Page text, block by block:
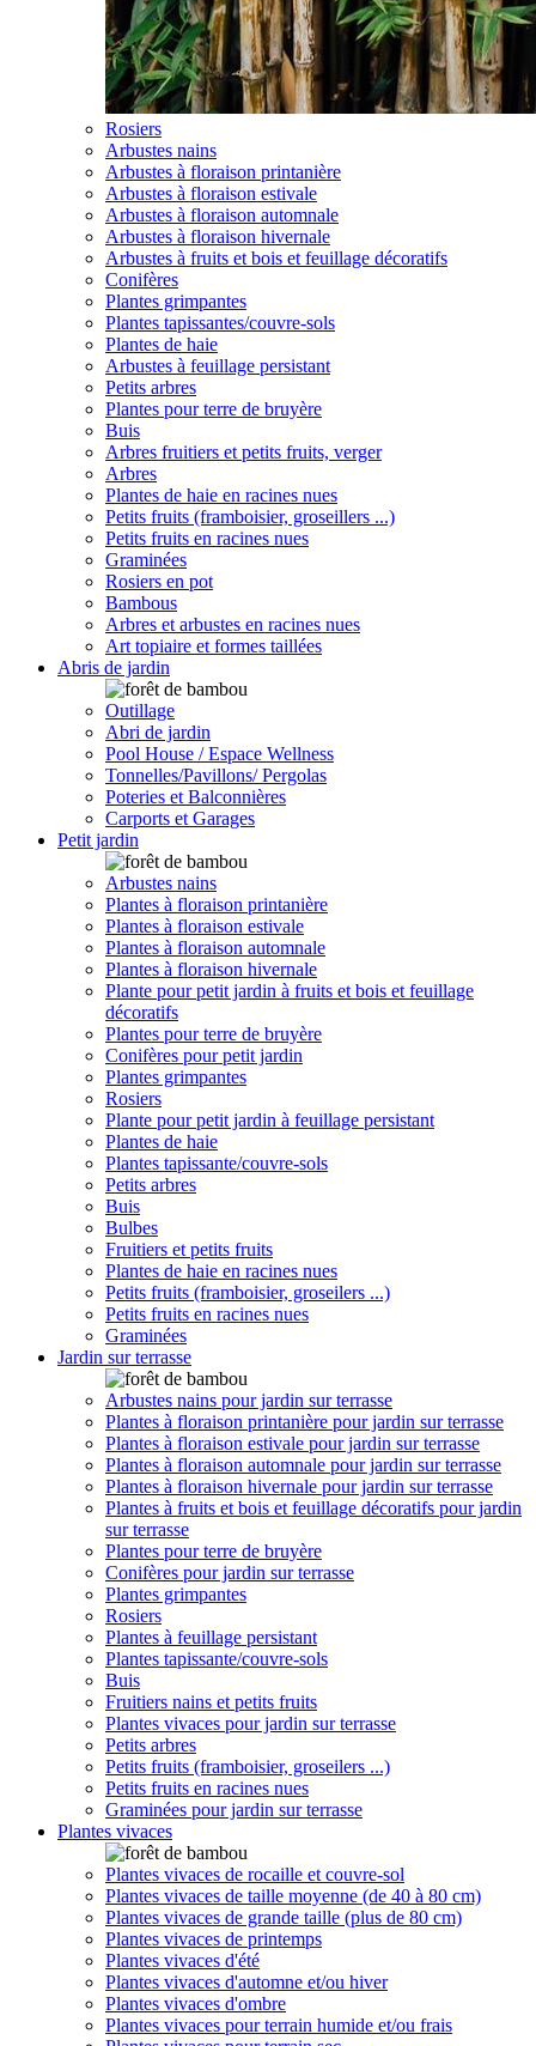
Rosiers
Arbustes nains
Arbustes à floraison printanière
Arbustes à floraison estivale
Arbustes à floraison automnale
Arbustes à floraison hivernale
Arbustes à fruits et bois et feuillage décoratifs
Conifères
Plantes grimpantes
Plantes tapissantes/couvre-sols
Plantes de haie
Arbustes à feuillage persistant
Petits arbres
Plantes pour terre de bruyère
Buis
Arbres fruitiers et petits fruits, verger
Arbres
Plantes de haie en racines nues
Petits fruits (framboisier, groseillers ...)
Petits fruits en racines nues
Graminées
Rosiers en pot
Bambous
Arbres et arbustes en racines nues
Art topiaire et formes taillées
Abris de jardin
Outillage
Abri de jardin
Pool House / Espace Wellness
Tonnelles/Pavillons/ Pergolas
Poteries et Balconnières
Carports et Garages
Petit jardin
Arbustes nains
Plantes à floraison printanière
Plantes à floraison estivale
Plantes à floraison automnale
Plantes à floraison hivernale
Plante pour petit jardin à fruits et bois et feuillage
décoratifs
Plantes pour terre de bruyère
Conifères pour petit jardin
Plantes grimpantes
Rosiers
Plante pour petit jardin à feuillage persistant
Plantes de haie
Plantes tapissante/couvre-sols
Petits arbres
Buis
Bulbes
Fruitiers et petits fruits
Plantes de haie en racines nues
Petits fruits (framboisier, groseilers ...)
Petits fruits en racines nues
Graminées
Jardin sur terrasse
Arbustes nains pour jardin sur terrasse
Plantes à floraison printanière pour jardin sur terrasse
Plantes à floraison estivale pour jardin sur terrasse
Plantes à floraison automnale pour jardin sur terrasse
Plantes à floraison hivernale pour jardin sur terrasse
Plantes à fruits et bois et feuillage décoratifs pour jardin
sur terrasse
Plantes pour terre de bruyère
Conifères pour jardin sur terrasse
Plantes grimpantes
Rosiers
Plantes à feuillage persistant
Plantes tapissante/couvre-sols
Buis
Fruitiers nains et petits fruits
Plantes vivaces pour jardin sur terrasse
Petits arbres
Petits fruits (framboisier, groseilers ...)
Petits fruits en racines nues
Graminées pour jardin sur terrasse
Plantes vivaces
Plantes vivaces de rocaille et couvre-sol
Plantes vivaces de taille moyenne (de 40 à 80 cm)
Plantes vivaces de grande taille (plus de 80 cm)
Plantes vivaces de printemps
Plantes vivaces d'été
Plantes vivaces d'automne et/ou hiver
Plantes vivaces d'ombre
Plantes vivaces pour terrain humide et/ou frais